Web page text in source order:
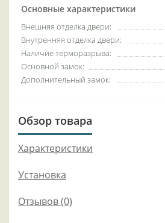
Основные характеристики
Внешняя отделка двери:
Внутренняя отделка двери:
Наличие терморазрыва:
Основной замок:
Дополнительный замок:
Обзор товара
Характеристики
Установка
Отзывов (0)